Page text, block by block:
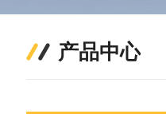
产品中心